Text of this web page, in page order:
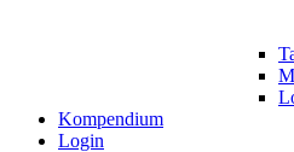
Kompendium
Login